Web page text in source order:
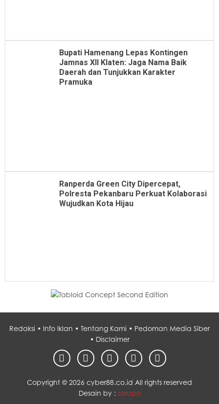
Bupati Hamenang Lepas Kontingen
Jamnas XII Klaten: Jaga Nama Baik
Daerah dan Tunjukkan Karakter
Pramuka
Ranperda Green City Dipercepat,
Polresta Pekanbaru Perkuat Kolaborasi
Wujudkan Kota Hijau
Redaksi • Info Iklan • Tentang Kami • Pedoman Media Siber
• Disclaimer
Copyright ©2026 cyber88.co.id All rights reserved
Desain by : sarupo